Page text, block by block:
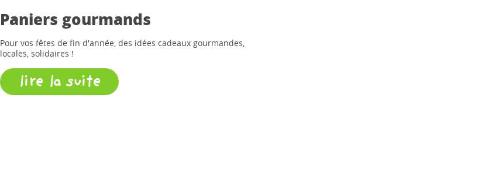
Paniers gourmands
Pour vos fêtes de fin d'année, des idées cadeaux gourmandes,
locales, solidaires !
lire la suite